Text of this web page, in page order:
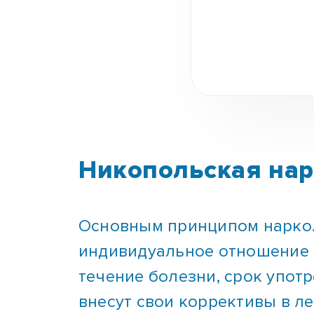
Никопольская
Основным принципом
индивидуальное
течение болезни, срок
внесут свои коррективы в